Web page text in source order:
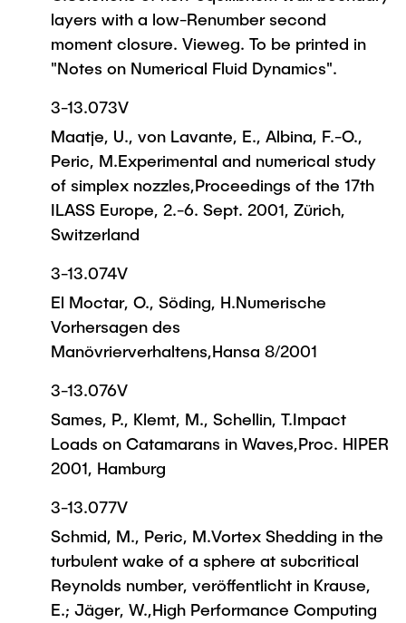
layers with a low-Renumber second
moment closure. Vieweg. To be printed in
"Notes on Numerical Fluid Dynamics".
3-13.073V
Maatje, U., von Lavante, E., Albina, F.-O.,
Peric, M.Experimental and numerical study
of simplex nozzles,Proceedings of the 17th
ILASS Europe, 2.-6. Sept. 2001, Zürich,
Switzerland
3-13.074V
El Moctar, O., Söding, H.Numerische
Vorhersagen des
Manövrierverhaltens,Hansa 8/2001
3-13.076V
Sames, P., Klemt, M., Schellin, T.Impact
Loads on Catamarans in Waves,Proc. HIPER
2001, Hamburg
3-13.077V
Schmid, M., Peric, M.Vortex Shedding in the
turbulent wake of a sphere at subcritical
Reynolds number, veröffentlicht in Krause,
E.; Jäger, W.,High Performance Computing